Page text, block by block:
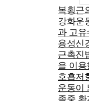
복횡근
강화운
과 고유
용성신
근촉진
을 이용
호흡저
운동이